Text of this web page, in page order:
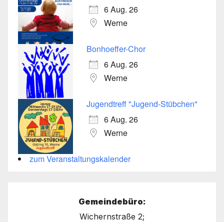
6 Aug. 26
Werne
Bonhoeffer-Chor
6 Aug. 26
Werne
Jugendtreff "Jugend-Stübchen"
6 Aug. 26
Werne
zum Veranstaltungskalender
Gemeindebüro:
Wichernstraße 2;